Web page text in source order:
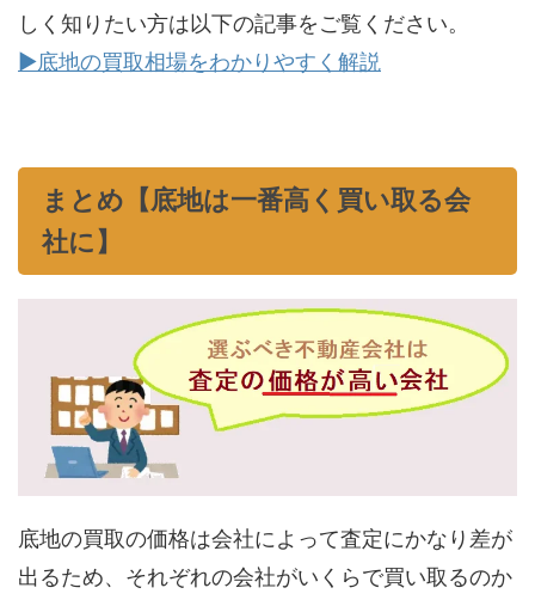
しく知りたい方は以下の記事をご覧ください。
▶底地の買取相場をわかりやすく解説
まとめ【底地は一番高く買い取る会
社に】
底地の買取の価格は会社によって査定にかなり差が
出るため、それぞれの会社がいくらで買い取るのか